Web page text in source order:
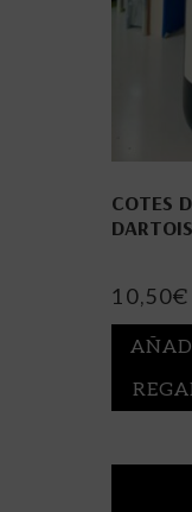
COTES
10,50€